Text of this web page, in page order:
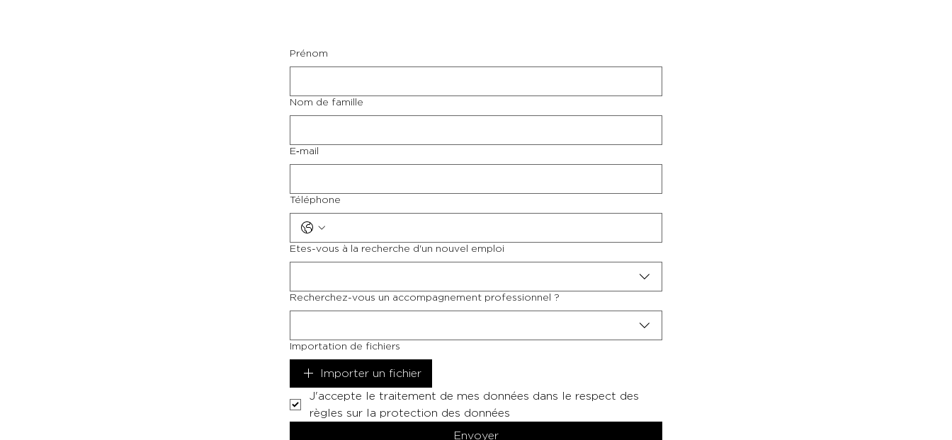
Prénom
Nom de famille
E‑mail
Téléphone
Etes-vous à la recherche d'un nouvel emploi
Recherchez-vous un accompagnement professionnel ?
Importation de fichiers
Importer un fichier
J'accepte le traitement de mes données dans le respect des
règles sur la protection des données
Envoyer